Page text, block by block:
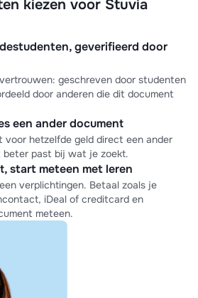
kiezen voor Stuvia
geverifieerd door
geschreven door studenten
door anderen die dit document
een ander document
voor hetzelfde geld direct een ander
beter past bij wat je zoekt.
start meteen met leren
verplichtingen. Betaal zoals je
iDeal of creditcard en
meteen.